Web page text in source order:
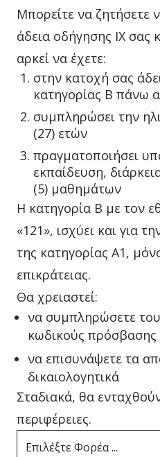
Μπορείτε να ζητήσετε
άδεια οδήγησης ΙΧ σας
αρκεί να έχετε:
στην κατοχή σας
κατηγορίας Β πάνω
συμπληρώσει την
(27) ετών
πραγματοποιήσει
εκπαίδευση,
(5) μαθημάτων
Η κατηγορία Β με τον
«121», ισχύει και για
της κατηγορίας Α1,
επικράτειας.
Θα χρειαστεί:
να συμπληρώσετε
κωδικούς
να επισυνάψετε τα
δικαιολογητικά
Σταδιακά, θα
περιφέρειες.
Επιλέξτε Φορέα ...